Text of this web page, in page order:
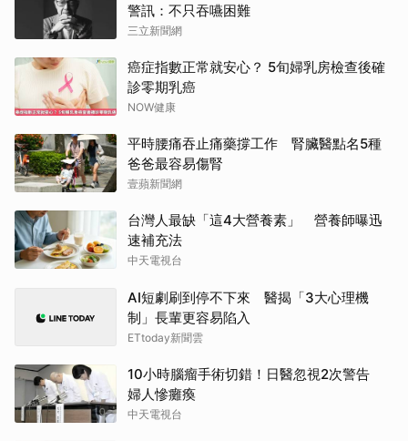
警訊：不只吞嚥困難
三立新聞網
癌症指數正常就安心？ 5旬婦乳房檢查後確
診零期乳癌
NOW健康
平時腰痛吞止痛藥撐工作 腎臟醫點名5種
爸爸最容易傷腎
壹蘋新聞網
台灣人最缺「這4大營養素」 營養師曝迅
速補充法
中天電視台
AI短劇刷到停不下來 醫揭「3大心理機
制」長輩更容易陷入
ETtoday新聞雲
10小時腦瘤手術切錯！日醫忽視2次警告
婦人慘癱瘓
中天電視台